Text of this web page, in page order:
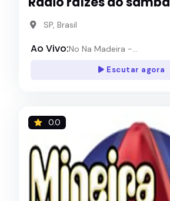
SP, Brasil
Ao Vivo:No Na Madeira -...
Escutar agora
0.0